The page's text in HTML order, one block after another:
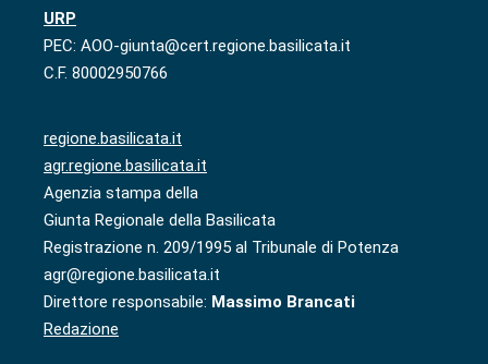
URP
PEC: AOO-giunta@cert.regione.basilicata.it
C.F. 80002950766
regione.basilicata.it
agr.regione.basilicata.it
Agenzia stampa della
Giunta Regionale della Basilicata
Registrazione n. 209/1995 al Tribunale di Potenza
agr@regione.basilicata.it
Direttore responsabile: Massimo Brancati
Redazione